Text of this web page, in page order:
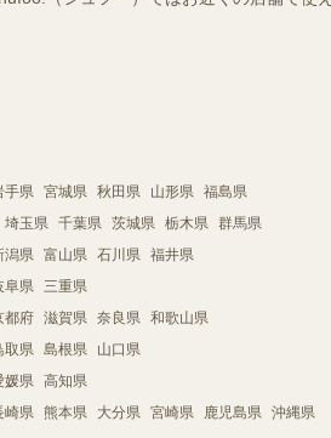
手県 宮城県 秋田県 山形県 福島県
埼玉県 千葉県 茨城県 栃木県 群馬県
潟県 富山県 石川県 福井県
阜県 三重県
都府 滋賀県 奈良県 和歌山県
取県 島根県 山口県
媛県 高知県
崎県 熊本県 大分県 宮崎県 鹿児島県 沖縄県